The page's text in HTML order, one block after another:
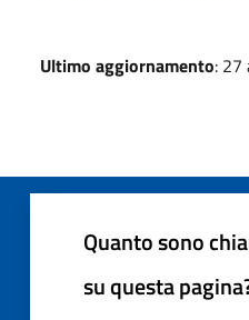
Ultimo aggiornamento: 27
Quanto sono
su questa